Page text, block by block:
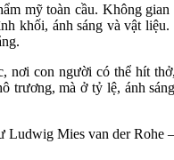
mỹ toàn cầu. Không
khối, ánh sáng và vật
nơi con người có thể hít
trương, mà ở tỷ lệ, ánh
Mies van der Rohe